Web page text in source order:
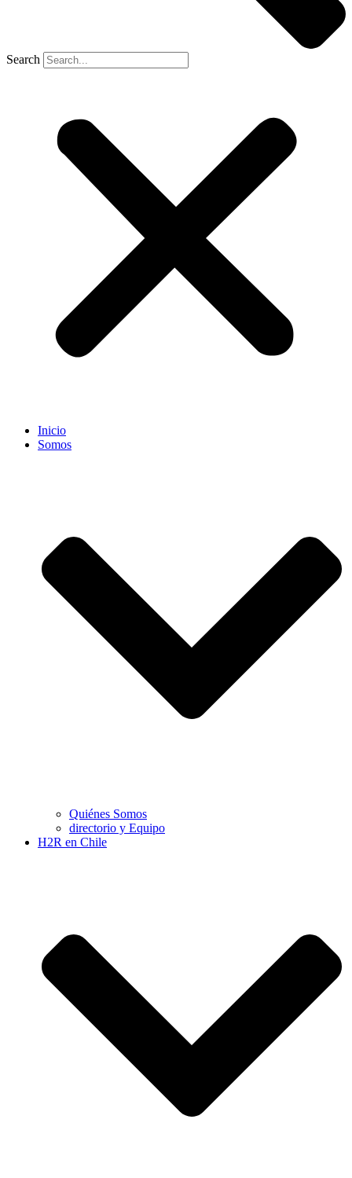
Search
Inicio
Somos
Quiénes Somos
directorio y Equipo
H2R en Chile